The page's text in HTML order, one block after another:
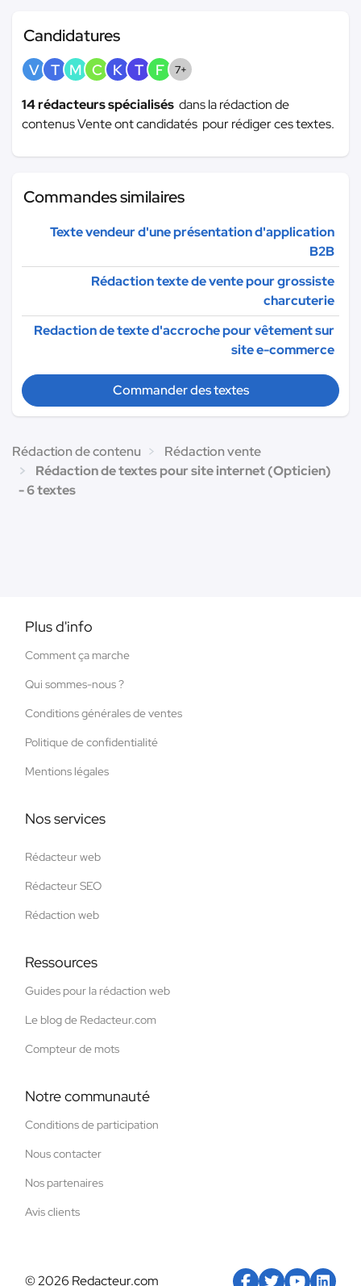
Candidatures
V T M C K T F 7+
14 rédacteurs spécialisés dans la rédaction de
contenus Vente ont candidatés pour rédiger ces textes.
Commandes similaires
Texte vendeur d'une présentation d'application
B2B
Rédaction texte de vente pour grossiste
charcuterie
Redaction de texte d'accroche pour vêtement sur
site e-commerce
Commander des textes
Rédaction de contenu
Rédaction vente
Rédaction de textes pour site internet (Opticien)
- 6 textes
Plus d'info
Comment ça marche
Qui sommes-nous ?
Conditions générales de ventes
Politique de confidentialité
Mentions légales
Nos services
Rédacteur web
Rédacteur SEO
Rédaction web
Ressources
Guides pour la rédaction web
Le blog de Redacteur.com
Compteur de mots
Notre communauté
Conditions de participation
Nous contacter
Nos partenaires
Avis clients
© 2026 Redacteur.com